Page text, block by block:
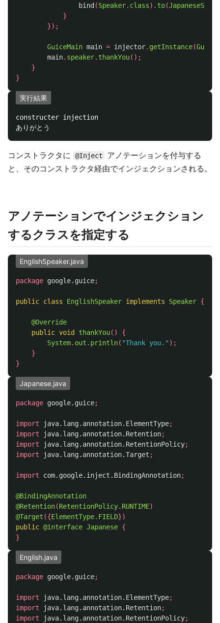
bind (Speaker. class). to(
}
});
GuiceMain main = injector. getInstance(
main. speaker. thankYou();
}
}
実行結果
constructer injection
コンストラクタに @Inject
アノテーションを付与する
と、そのコンストラクタ経由でインジェクションされる。
アノテーションでインジェクション
するクラスを指定する
EnglishSpeaker.java
package google.guice;
public class EnglishSpeaker implements Speaker {
@Override
public void thankYou()
{
System. out . println( "Thank you." );
}
}
Japanese.java
package google.guice;
import java.lang.annotation.ElementType;
import
java.lang.annotation.Retention;
import
java.lang.annotation.RetentionPolicy;
import
java.lang.annotation.Target ;
import com.google.inject.BindingAnnotation;
@BindingAnnotation
@Retention(RetentionPolicy. RUNTIME)
@Target ({ElementType. FIELD})
public @interface Japanese {
}
English.java
package google.guice;
import java.lang.annotation.ElementType;
import
java.lang.annotation.Retention;
import
java.lang.annotation.RetentionPolicy;